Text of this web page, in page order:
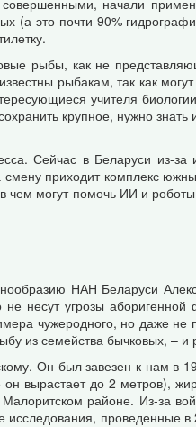
начали
(а это почти 90%
рыбы, как не
рыбакам, так как могут
учителя
крупное, нужно
Сейчас в Беларуси из-за
приходит комплекс
чем могут помочь ИИ и
НАН Беларуси
несут угрозы аборигенной
чужеродного, но даже не
из семейства бычковых, – и
Он был завезен к нам в
вырастает до 2 метров),
районе. Из-за
проведенные в